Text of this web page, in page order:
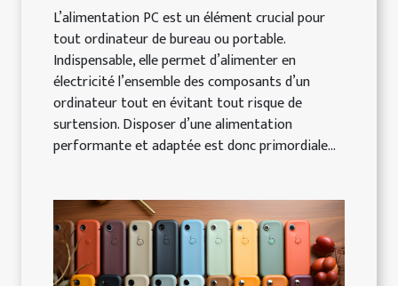
L’alimentation PC est un élément crucial pour
tout ordinateur de bureau ou portable.
Indispensable, elle permet d’alimenter en
électricité l’ensemble des composants d’un
ordinateur tout en évitant tout risque de
surtension. Disposer d’une alimentation
performante et adaptée est donc primordiale...